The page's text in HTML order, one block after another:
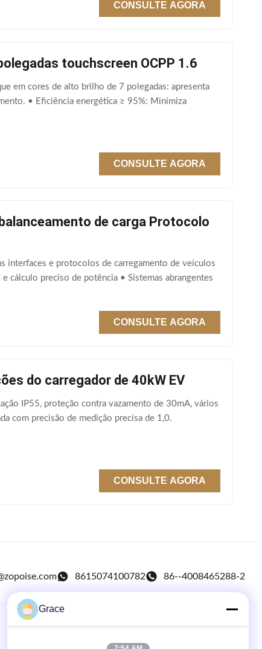
CONSULTE AGORA
touchscreen OCPP 1.6
em cores de alto brilho de 7 polegadas: apresenta
• Eficiência energética ≥ 95%: Minimiza
CONSULTE AGORA
de carga Protocolo
interfaces e protocolos de carregamento de veículos
cálculo preciso de potência • Sistemas abrangentes
CONSULTE AGORA
do carregador de 40kW EV
IP55, proteção contra vazamento de 30mA, vários
com precisão de medição precisa de 1,0.
CONSULTE AGORA
8615074100782 86--4008465288-2
Grace